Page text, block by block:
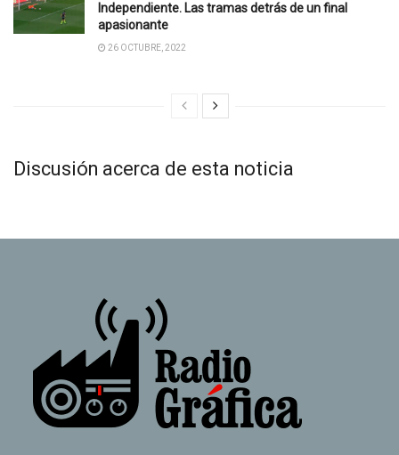
Independiente. Las tramas detrás de un final
apasionante
26 OCTUBRE, 2022
Discusión acerca de esta noticia